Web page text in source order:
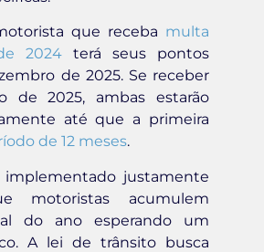
que receba multa
2024 terá seus pontos
de 2025. Se receber
de 2025, ambas estarão
até que a primeira
de 12 meses.
implementado justamente
motoristas acumulem
do ano esperando um
A lei de trânsito busca